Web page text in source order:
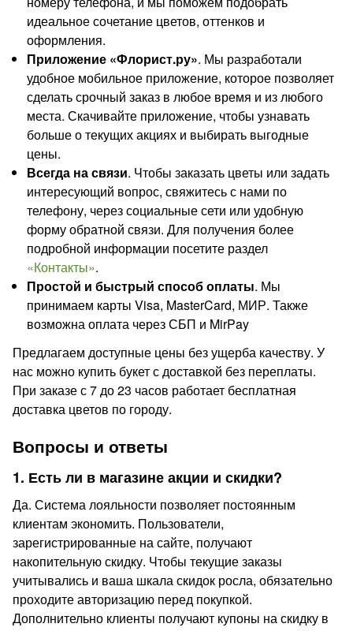
идеальное сочетание цветов, оттенков и
оформления.
Приложение «Флорист.ру». Мы разработали
удобное мобильное приложение, которое позволяет
сделать срочный заказ в любое время и из любого
места. Скачивайте приложение, чтобы узнавать
больше о текущих акциях и выбирать выгодные
цены.
Всегда на связи. Чтобы заказать цветы или задать
интересующий вопрос, свяжитесь с нами по
телефону, через социальные сети или удобную
форму обратной связи. Для получения более
подробной информации посетите раздел
«Контакты».
Простой и быстрый способ оплаты. Мы
принимаем карты Visa, MasterCard, МИР. Также
возможна оплата через СБП и MirPay
Предлагаем доступные цены без ущерба качеству. У
нас можно купить букет с доставкой без переплаты.
При заказе с 7 до 23 часов работает бесплатная
доставка цветов по городу.
Вопросы и ответы
1. Есть ли в магазине акции и скидки?
Да. Система лояльности позволяет постоянным
клиентам экономить. Пользователи,
зарегистрированные на сайте, получают
накопительную скидку. Чтобы текущие заказы
учитывались и ваша шкала скидок росла, обязательно
проходите авторизацию перед покупкой.
Дополнительно клиенты получают купоны на скидку в